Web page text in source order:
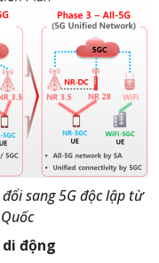
sang 5G độc lập từ
di động